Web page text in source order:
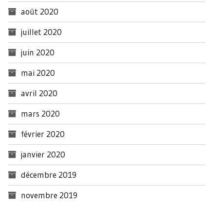
août 2020
juillet 2020
juin 2020
mai 2020
avril 2020
mars 2020
février 2020
janvier 2020
décembre 2019
novembre 2019